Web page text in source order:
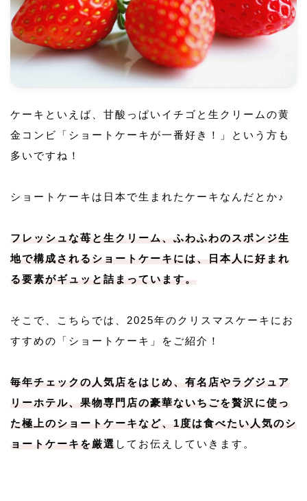
ケーキといえば、甘酸っぱいイチゴと生クリームの黄
金コンビ「ショートケーキが一番好き！」という方も
多いですね！
ショートケーキは日本で生まれたケーキなんだとか♪
フレッシュな苺と生クリーム、ふわふわのスポンジ生
地で構成されるショートケーキには、日本人に好まれ
る要素がギュッと詰まっています。
そこで、こちらでは、2025年のクリスマスケーキにお
すすめの「ショートケーキ」をご紹介！
毎年チェックの人気店をはじめ、有名店やラグジュア
リーホテル、果物専門店の豪華ないちごを贅沢に使っ
た極上のショートケーキなど、1度は食べたい人気のシ
ョートケーキを厳選 してお伝えしていきます。